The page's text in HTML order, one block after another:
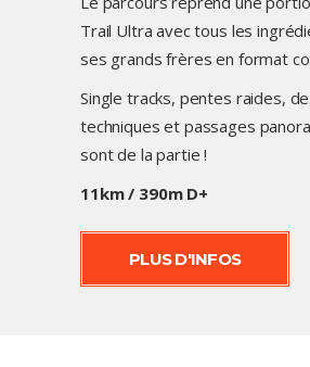
Trail Ultra avec tous les
ses grands frères en format
Single tracks, pentes raides,
techniques et passages
sont de la partie !
11km / 390m D+
PLUS D'INFOS